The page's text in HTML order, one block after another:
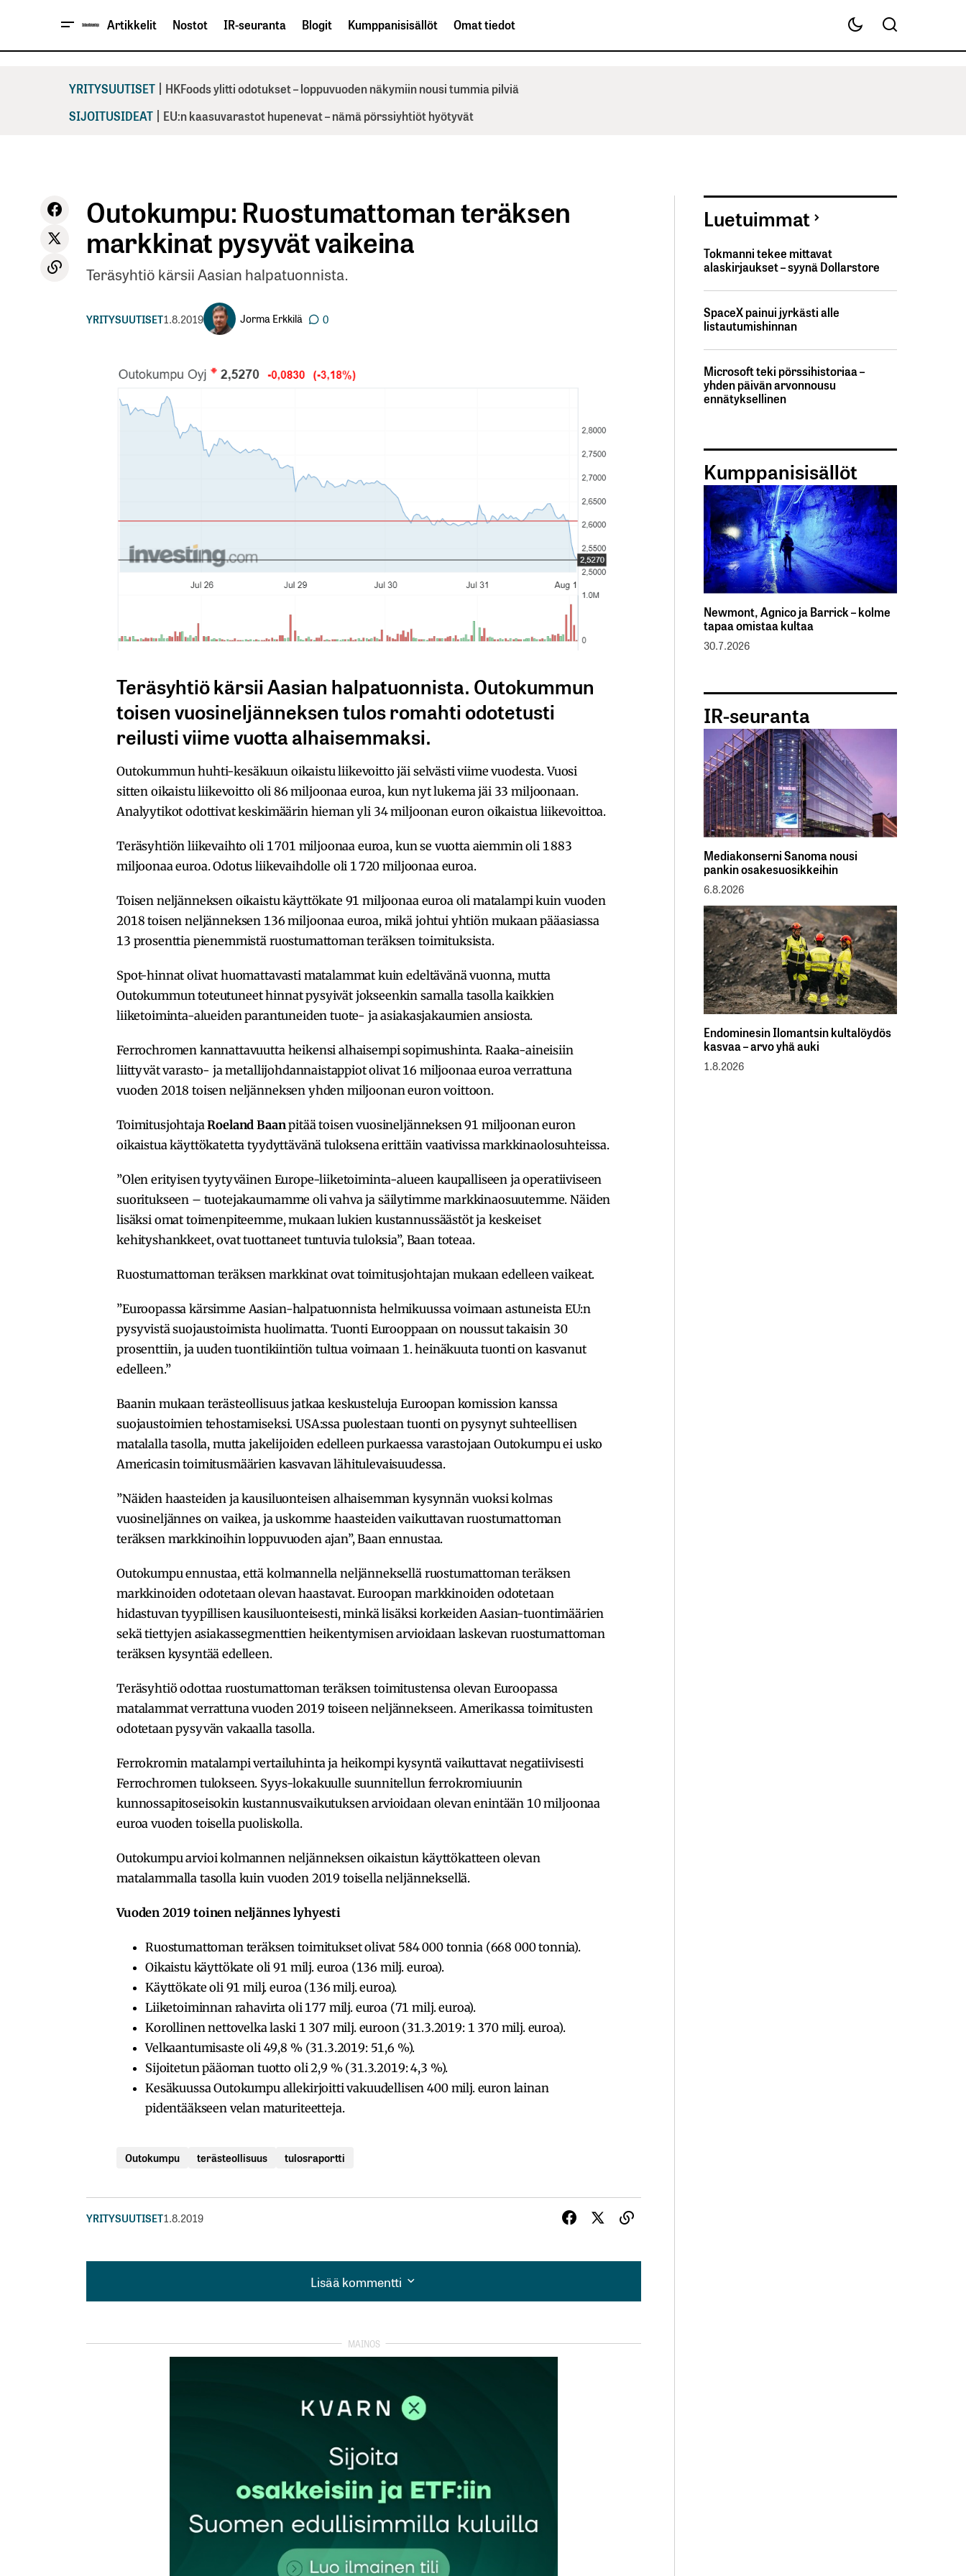
Artikkelit Nostot IR-seuranta Blogit Kumppanisisällöt Omat tiedot
YRITYSUUTISET | HKFoods ylitti odotukset – loppuvuoden näkymiin nousi tummia pilviä
SIJOITUSIDEAT | EU:n kaasuvarastot hupenevat – nämä pörssiyhtiöt hyötyvät
Outokumpu: Ruostumattoman teräksen
markkinat pysyvät vaikeina
Teräsyhtiö kärsii Aasian halpatuonnista.
YRITYSUUTISET1.8.2019 Jorma Erkkilä 0
Teräsyhtiö kärsii Aasian halpatuonnista. Outokummun
toisen vuosineljänneksen tulos romahti odotetusti
reilusti viime vuotta alhaisemmaksi.
Outokummun huhti-kesäkuun oikaistu liikevoitto jäi selvästi viime vuodesta. Vuosi
sitten oikaistu liikevoitto oli 86 miljoonaa euroa, kun nyt lukema jäi 33 miljoonaan.
Analyytikot odottivat keskimäärin hieman yli 34 miljoonan euron oikaistua liikevoittoa.
Teräsyhtiön liikevaihto oli 1 701 miljoonaa euroa, kun se vuotta aiemmin oli 1 883
miljoonaa euroa. Odotus liikevaihdolle oli 1 720 miljoonaa euroa.
Toisen neljänneksen oikaistu käyttökate 91 miljoonaa euroa oli matalampi kuin vuoden
2018 toisen neljänneksen 136 miljoonaa euroa, mikä johtui yhtiön mukaan pääasiassa
13 prosenttia pienemmistä ruostumattoman teräksen toimituksista.
Spot-hinnat olivat huomattavasti matalammat kuin edeltävänä vuonna, mutta
Outokummun toteutuneet hinnat pysyivät jokseenkin samalla tasolla kaikkien
liiketoiminta-alueiden parantuneiden tuote- ja asiakasjakaumien ansiosta.
Ferrochromen kannattavuutta heikensi alhaisempi sopimushinta. Raaka-aineisiin
liittyvät varasto- ja metallijohdannaistappiot olivat 16 miljoonaa euroa verrattuna
vuoden 2018 toisen neljänneksen yhden miljoonan euron voittoon.
ToimitusjohtajaRoeland Baanpitää toisen vuosineljänneksen 91 miljoonan euron
oikaistua käyttökatetta tyydyttävänä tuloksena erittäin vaativissa markkinaolosuhteissa.
”Olen erityisen tyytyväinen Europe-liiketoiminta-alueen kaupalliseen ja operatiiviseen
suoritukseen – tuotejakaumamme oli vahva ja säilytimme markkinaosuutemme. Näiden
lisäksi omat toimenpiteemme, mukaan lukien kustannussäästöt ja keskeiset
kehityshankkeet, ovat tuottaneet tuntuvia tuloksia”, Baan toteaa.
Ruostumattoman teräksen markkinat ovat toimitusjohtajan mukaan edelleen vaikeat.
”Euroopassa kärsimme Aasian-halpatuonnista helmikuussa voimaan astuneista EU:n
pysyvistä suojaustoimista huolimatta. Tuonti Eurooppaan on noussut takaisin 30
prosenttiin, ja uuden tuontikiintiön tultua voimaan 1. heinäkuuta tuonti on kasvanut
edelleen.”
Baanin mukaan terästeollisuus jatkaa keskusteluja Euroopan komission kanssa
suojaustoimien tehostamiseksi. USA:ssa puolestaan tuonti on pysynyt suhteellisen
matalalla tasolla, mutta jakelijoiden edelleen purkaessa varastojaan Outokumpu ei usko
Americasin toimitusmäärien kasvavan lähitulevaisuudessa.
”Näiden haasteiden ja kausiluonteisen alhaisemman kysynnän vuoksi kolmas
vuosineljännes on vaikea, ja uskomme haasteiden vaikuttavan ruostumattoman
teräksen markkinoihin loppuvuoden ajan”, Baan ennustaa.
Outokumpu ennustaa, että kolmannella neljänneksellä ruostumattoman teräksen
markkinoiden odotetaan olevan haastavat. Euroopan markkinoiden odotetaan
hidastuvan tyypillisen kausiluonteisesti, minkä lisäksi korkeiden Aasian-tuontimäärien
sekä tiettyjen asiakassegmenttien heikentymisen arvioidaan laskevan ruostumattoman
teräksen kysyntää edelleen.
Teräsyhtiö odottaa ruostumattoman teräksen toimitustensa olevan Euroopassa
matalammat verrattuna vuoden 2019 toiseen neljännekseen. Amerikassa toimitusten
odotetaan pysyvän vakaalla tasolla.
Ferrokromin matalampi vertailuhinta ja heikompi kysyntä vaikuttavat negatiivisesti
Ferrochromen tulokseen. Syys-lokakuulle suunnitellun ferrokromiuunin
kunnossapitoseisokin kustannusvaikutuksen arvioidaan olevan enintään 10 miljoonaa
euroa vuoden toisella puoliskolla.
Outokumpu arvioi kolmannen neljänneksen oikaistun käyttökatteen olevan
matalammalla tasolla kuin vuoden 2019 toisella neljänneksellä.
Vuoden 2019 toinen neljännes lyhyesti
Ruostumattoman teräksen toimitukset olivat 584 000 tonnia (668 000 tonnia).
Oikaistu käyttökate oli 91 milj. euroa (136 milj. euroa).
Käyttökate oli 91 milj. euroa (136 milj. euroa).
Liiketoiminnan rahavirta oli 177 milj. euroa (71 milj. euroa).
Korollinen nettovelka laski 1 307 milj. euroon (31.3.2019: 1 370 milj. euroa).
Velkaantumisaste oli 49,8 % (31.3.2019: 51,6 %).
Sijoitetun pääoman tuotto oli 2,9 % (31.3.2019: 4,3 %).
Kesäkuussa Outokumpu allekirjoitti vakuudellisen 400 milj. euron lainan
pidentääkseen velan maturiteetteja.
Outokumpu terästeollisuus tulosraportti
YRITYSUUTISET1.8.2019
Lisää kommentti
Lisää kommentti
Sähköpostiosoitteesi
Luetuimmat
Tokmanni tekee mittavat
alaskirjaukset – syynä Dollarstore
SpaceX painui jyrkästi alle
listautumishinnan
Microsoft teki pörssihistoriaa –
yhden päivän arvonnousu
ennätyksellinen
Kumppanisisällöt
Newmont, Agnico ja Barrick – kolme
tapaa omistaa kultaa
30.7.2026
IR-seuranta
Mediakonserni Sanoma nousi
pankin osakesuosikkeihin
6.8.2026
Endominesin Ilomantsin kultalöydös
kasvaa – arvo yhä auki
1.8.2026